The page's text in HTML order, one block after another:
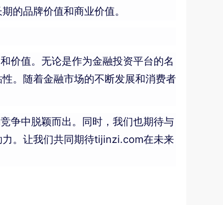
的品牌价值和商业价值。
价值。无论是作为金融投资平台的名
。随着金融市场的不断发展和消费者
争中脱颖而出。同时，我们也期待与
。让我们共同期待tijinzi.com在未来